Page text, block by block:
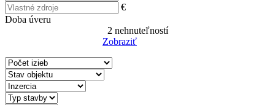
€
Doba úveru
2 nehnuteľností
Zobraziť